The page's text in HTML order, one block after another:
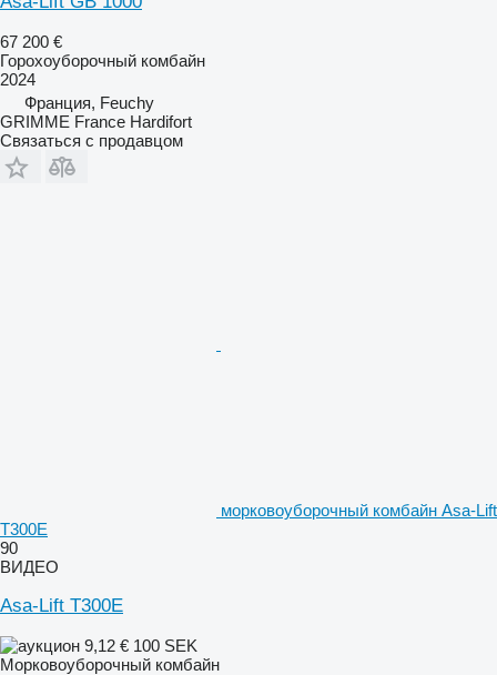
67 200 €
Горохоуборочный комбайн
2024
Франция, Feuchy
GRIMME France Hardifort
Связаться с продавцом
морковоуборочный комбайн Asa-Lift
T300E
90
ВИДЕО
Asa-Lift T300E
9,12 € 100 SEK
Морковоуборочный комбайн